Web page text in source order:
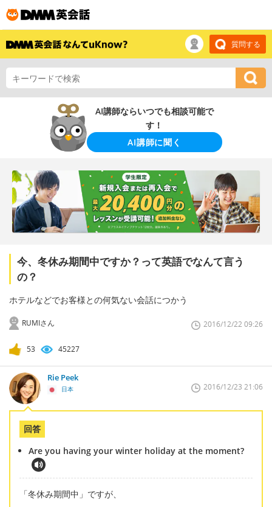
質問する
AI講師ならいつでも相談可能で
す！
AI講師に聞く
今、冬休み期間中ですか？って英語でなんて言う
の？
ホテルなどでお客様との何気ない会話につかう
RUMIさん 2016/12/22 09:26
53 45227
Rie Peek
日本 2016/12/23 21:06
回答
Are you having your winter holiday at the moment?
「冬休み期間中」ですが、